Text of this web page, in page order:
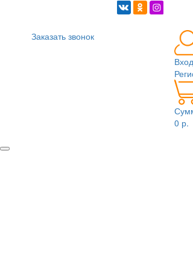
Заказать звонок
Вход
0 р.